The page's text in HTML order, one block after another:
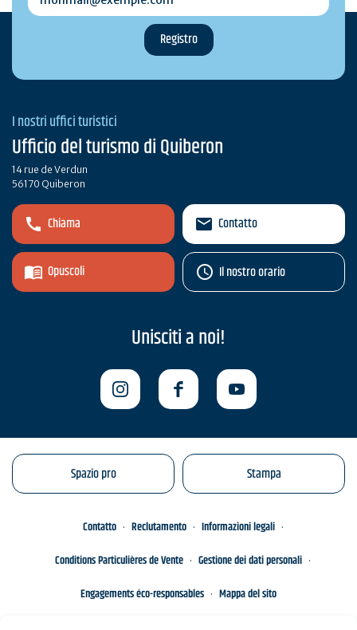
I nostri uffici turistici
Ufficio del turismo di Quiberon
14 rue de Verdun
56170 Quiberon
Chiama
Opuscoli
Contatto
Il nostro orario
Unisciti a noi!
Spazio pro Stampa
Contatto Reclutamento
Informazioni legali
Conditions Particulières de Vente
Gestione dei dati personali
Engagements éco-responsables
Mappa del sito